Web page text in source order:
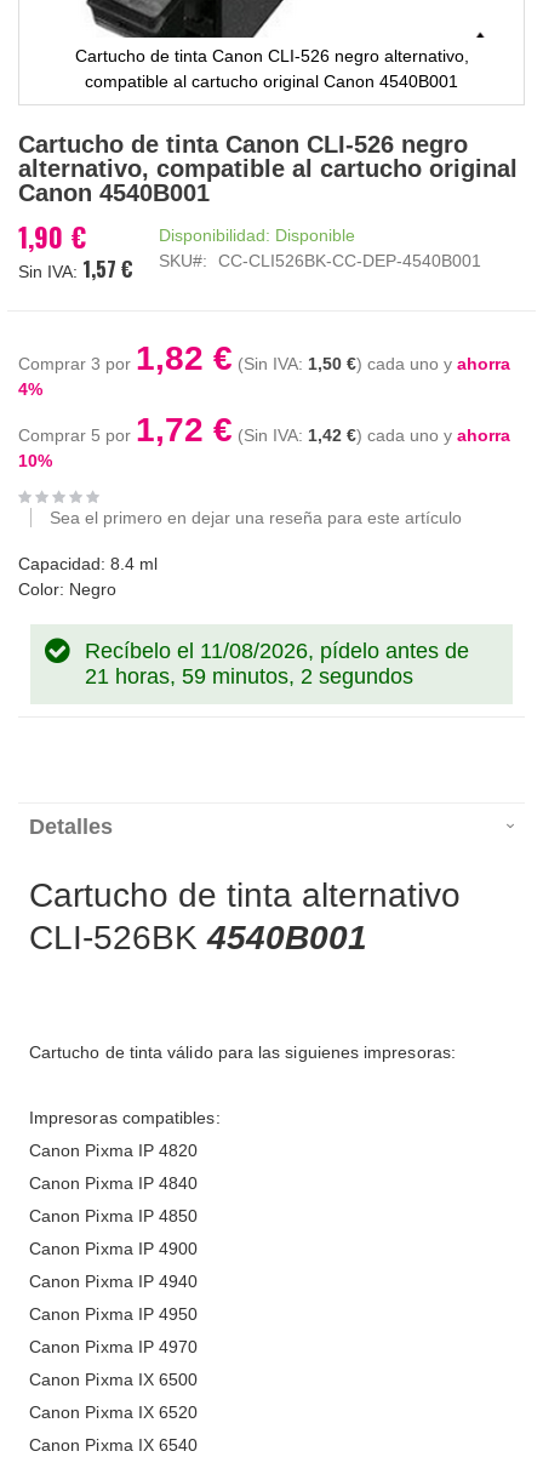
Cartucho de tinta Canon CLI-526 negro alternativo,
compatible al cartucho original Canon 4540B001
al
comienzo
de
galería
de
Cartucho de tinta Canon CLI-526 negro
alternativo, compatible al cartucho original
Canon 4540B001
1,90 €
1,57 €
Disponibilidad: Disponible
SKU
CC-CLI526BK-CC-DEP-4540B001
Comprar 3 por 1,82 € 1,50 € cada uno y ahorra
4%
Comprar 5 por 1,72 € 1,42 € cada uno y ahorra
10%
Sea el primero en dejar una reseña para este artículo
Capacidad: 8.4 ml
Color: Negro
Recíbelo el 11/08/2026, pídelo antes de
21 horas, 59 minutos, 1 segundo
Detalles
Cartucho de tinta alternativo
CLI-526BK4540B001
Cartucho de tinta válido para las siguienes impresoras:
Impresoras compatibles:
Canon Pixma IP 4820
Canon Pixma IP 4840
Canon Pixma IP 4850
Canon Pixma IP 4900
Canon Pixma IP 4940
Canon Pixma IP 4950
Canon Pixma IP 4970
Canon Pixma IX 6500
Canon Pixma IX 6520
Canon Pixma IX 6540